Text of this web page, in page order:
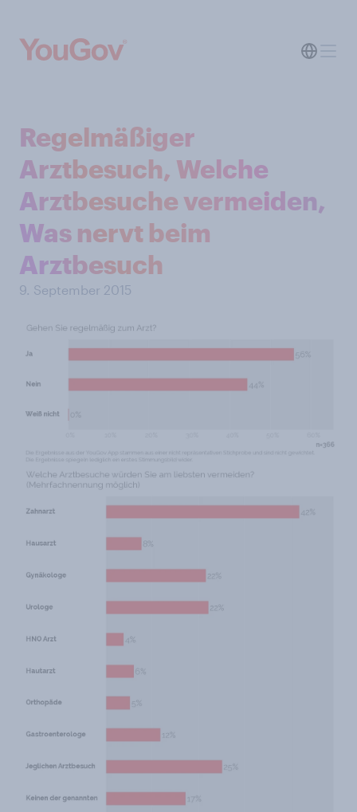
Regelmäßiger
Arztbesuch, Welche
Arztbesuche vermeiden,
Was nervt beim
Arztbesuch
9. September 2015